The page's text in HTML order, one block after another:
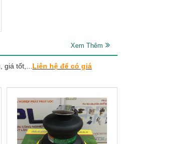
Xem Thêm
giá tốt,... Liên hệ để có giá